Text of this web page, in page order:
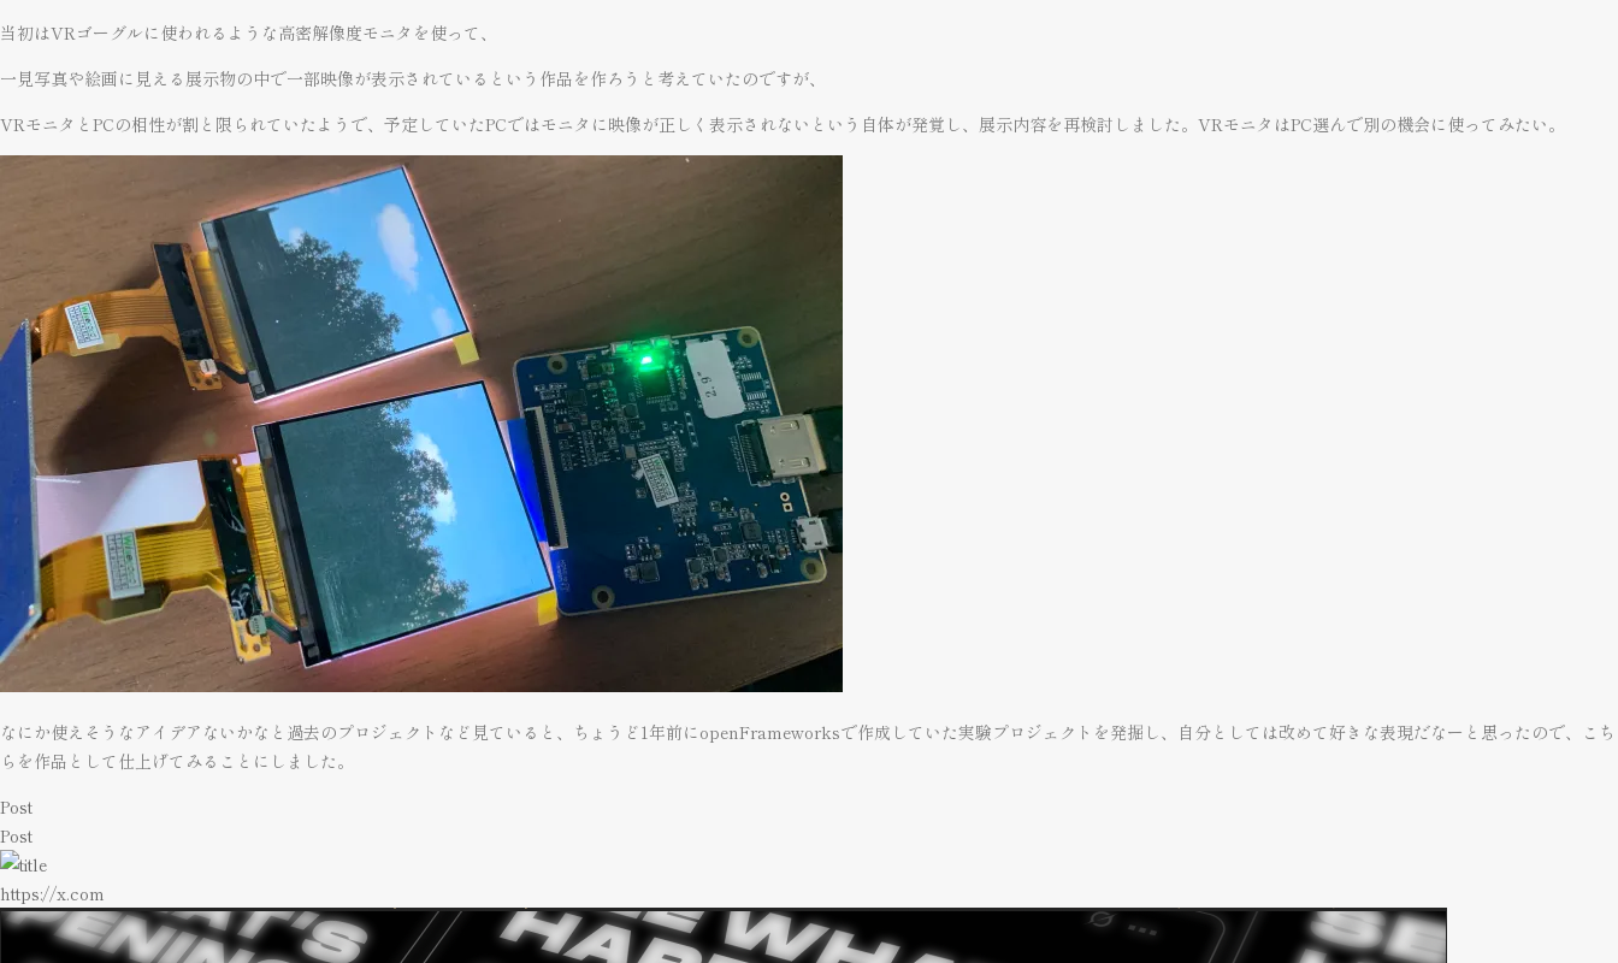
当初はVRゴーグルに使われるような高密解像度モニタを使って、
一見写真や絵画に見える展示物の中で一部映像が表示されているという作品を作ろうと考えていたのですが、
VRモニタとPCの相性が割と限られていたようで、予定していたPCではモニタに映像が正しく表示されないという自体が発覚し、展示内容を再検討しました。VRモニタはPC選んで別の機会に使ってみたい。
なにか使えそうなアイデアないかなと過去のプロジェクトなど見ていると、ちょうど1年前にopenFrameworksで作成していた実験プロジェクトを発掘し、自分としては改めて好きな表現だなーと思ったので、こち
らを作品として仕上げてみることにしました。
Post
Post
https://x.com